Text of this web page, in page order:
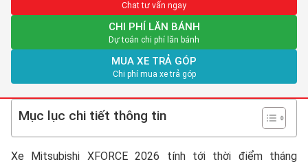
Chat tư vấn ngay
CHI PHÍ LĂN BÁNH
Dự toán chi phí lăn bánh
MUA XE TRẢ GÓP
Chi phí mua xe trả góp
Mục lục chi tiết thông tin
Xe Mitsubishi XFORCE 2026 tính tới thời điểm tháng